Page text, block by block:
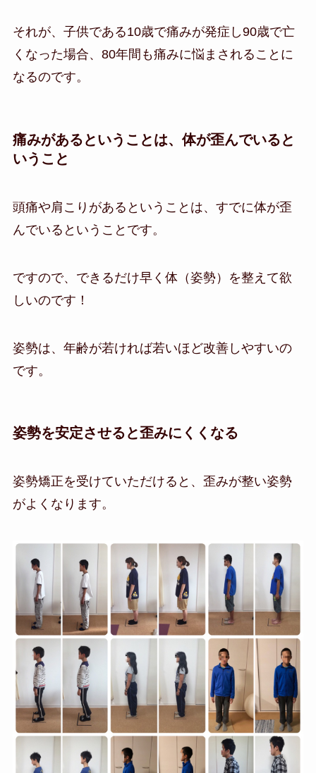
それが、子供である10歳で痛みが発症し90歳で亡
くなった場合、80年間も痛みに悩まされることに
なるのです。
痛みがあるということは、体が歪んでいると
いうこと
頭痛や肩こりがあるということは、すでに体が歪
んでいるということです。
ですので、できるだけ早く体（姿勢）を整えて欲
しいのです！
姿勢は、年齢が若ければ若いほど改善しやすいの
です。
姿勢を安定させると歪みにくくなる
姿勢矯正を受けていただけると、歪みが整い姿勢
がよくなります。